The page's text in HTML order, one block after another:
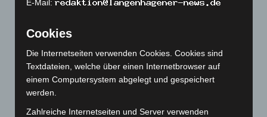
April 2024(102)
März 2024(103)
Februar 2024 (103)
Januar 2024
Dezember 2023
(130)
E-Mail:
Cookies
Die Internetseiten verwenden Cookies. Cookies sind
Textdateien, welche über einen Internetbrowser auf
einem Computersystem abgelegt und gespeichert
werden.
Zahlreiche Internetseiten und Server verwenden